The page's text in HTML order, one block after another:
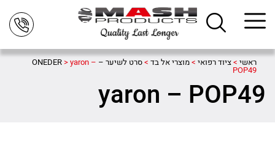
ראשי >ציוד רפואי >מוצרי אל בד >סרט לשיער – ONEDER >yaron –
POP49
yaron – POP49